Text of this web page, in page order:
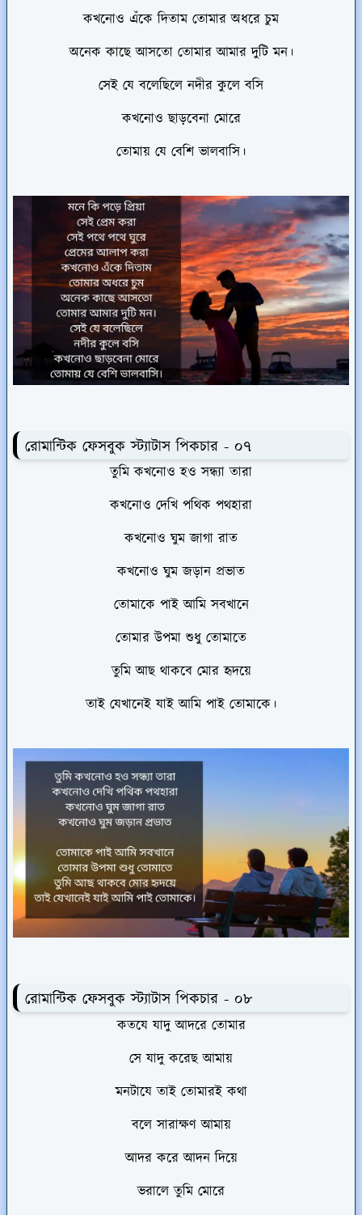
কখনোও এঁকে দিতাম তোমার অধরে চুম
অনেক কাছে আসতো তোমার আমার দুটি মন।
সেই যে বলেছিলে নদীর কুলে বসি
কখনোও ছাড়বেনা মোরে
তোমায় যে বেশি ভালবাসি।
রোমান্টিক ফেসবুক স্ট্যাটাস পিকচার - ০৭
তুমি কখনোও হও সন্ধ্যা তারা
কখনোও দেখি পথিক পথহারা
কখনোও ঘুম জাগা রাত
কখনোও ঘুম জড়ান প্রভাত
তোমাকে পাই আমি সবখানে
তোমার উপমা শুধু তোমাতে
তুমি আছ থাকবে মোর হৃদয়ে
তাই যেখানেই যাই আমি পাই তোমাকে।
রোমান্টিক ফেসবুক স্ট্যাটাস পিকচার - ০৮
কতযে যাদু আদরে তোমার
সে যাদু করেছ আমায়
মনটাযে তাই তোমারই কথা
বলে সারাক্ষণ আমায়
আদর করে আদন দিয়ে
ভরালে তুমি মোরে